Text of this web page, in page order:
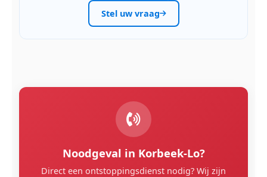
Stel uw vraag
Noodgeval in Korbeek-Lo?
Direct een ontstoppingsdienst nodig? Wij zijn